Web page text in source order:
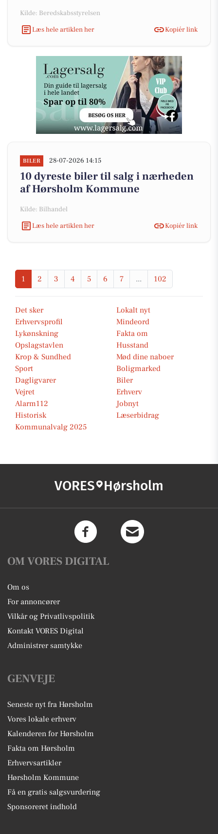
Kilde: Beredskabsstyrelsen
Læs hele artiklen her
Kopiér link
BILER 28-07-2026 14:15
10 dyreste biler til salg i nærheden
af Hørsholm Kommune
Kilde: Bilhandel
Læs hele artiklen her
Kopiér link
1 2 3 4 5 6 7 ... 102
Det sker
Lokalt nyt
Erhvervsprofil
Mindeord
Lykønskning
Fakta om
Opslagstavlen
Husstand
Krop & Sundhed
Mød dine naboer
Sport
Boligmarked
Dagligvarer
Biler
Vejret
Erhverv
Alarm112
Jobnyt
Historisk
Læserbidrag
Kommunalvalg 2025
VORES Hørsholm
OM VORES DIGITAL
Om os
For annoncører
Vilkår og Privatlivspolitik
Kontakt VORES Digital
Administrer samtykke
GENVEJE
Seneste nyt fra Hørsholm
Vores lokale erhverv
Kalenderen for Hørsholm
Fakta om Hørsholm
Erhvervsartikler
Hørsholm Kommune
Få en gratis salgsvurdering
Sponsoreret indhold